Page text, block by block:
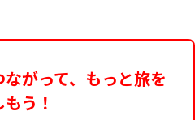
がって、もっと旅を
う！